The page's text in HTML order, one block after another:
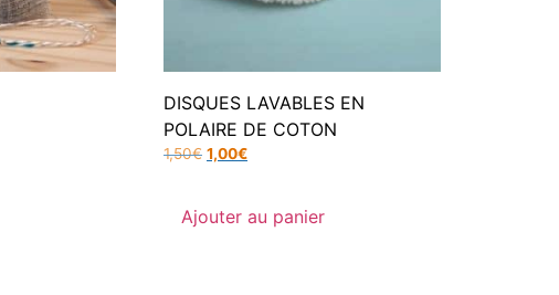
DISQUES LAVABLES EN
POLAIRE DE COTON
1,50€ 1,00€
Ajouter au panier